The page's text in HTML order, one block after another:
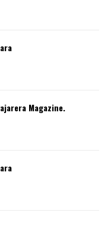
Magazine.